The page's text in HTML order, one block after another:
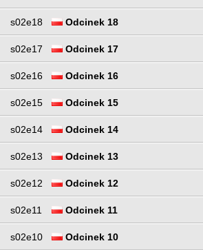
s02e18 Odcinek 18
s02e17 Odcinek 17
s02e16 Odcinek 16
s02e15 Odcinek 15
s02e14 Odcinek 14
s02e13 Odcinek 13
s02e12 Odcinek 12
s02e11 Odcinek 11
s02e10 Odcinek 10